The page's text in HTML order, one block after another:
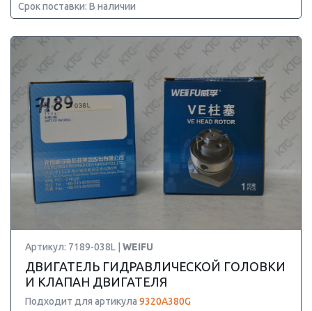
Срок поставки: В наличии
Артикул: 7189-038L | WEIFU
ДВИГАТЕЛЬ ГИДРАВЛИЧЕСКОЙ ГОЛОВКИ
И КЛАПАН ДВИГАТЕЛЯ
Подходит для артикула 9320A380G